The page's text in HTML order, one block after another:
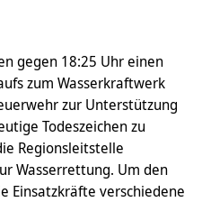
gegen 18:25 Uhr einen
zum Wasserkraftwerk
zur Unterstützung
Todeszeichen zu
Regionsleitstelle
Wasserrettung. Um den
Einsatzkräfte verschiedene